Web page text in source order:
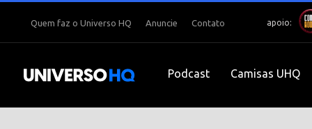
Quem faz o Universo HQ Anuncie Contato apoio:
Podcast Camisas UHQ